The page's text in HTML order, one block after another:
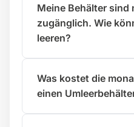
Meine Behälter sind
zugänglich. Wie
leeren?
Was kostet die
einen